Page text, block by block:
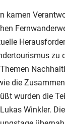
kamen
zu
die
wurden die
Winkler.